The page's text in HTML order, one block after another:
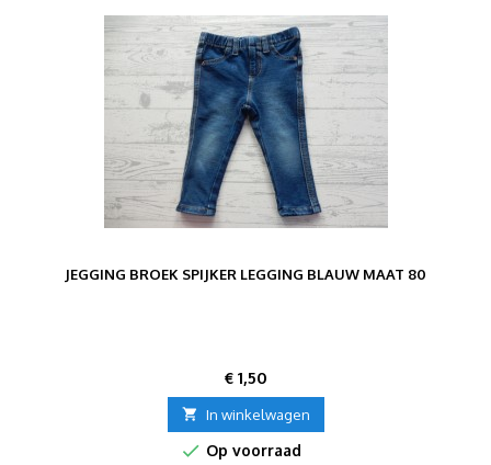
JEGGING BROEK SPIJKER LEGGING BLAUW MAAT 80
Prijs
€ 1,50
 In winkelwagen
 Op voorraad